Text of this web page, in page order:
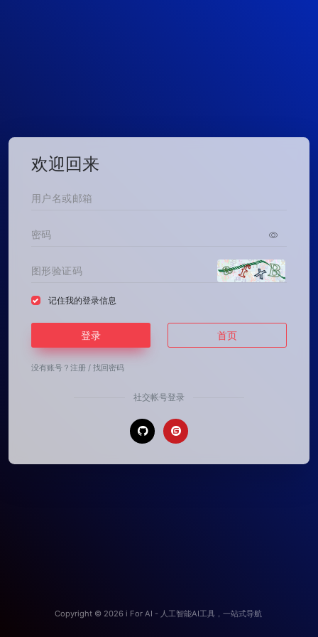
欢迎回来
记住我的登录信息
登录 首页
没有账号？ 注册 / 找回密码
社交帐号登录
Copyright © 2026 i For AI - 人工智能AI工具，一站式导航